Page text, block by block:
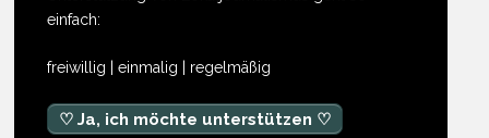
einfach:
freiwillig | einmalig | regelmäßig
♡ Ja, ich möchte unterstützen ♡